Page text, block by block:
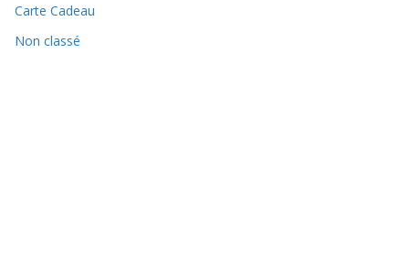
Carte Cadeau
Non classé